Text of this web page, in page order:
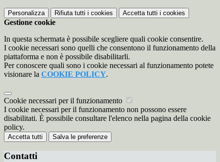
Personalizza Rifiuta tutti i cookies Accetta tutti i cookies
Gestione cookie
In questa schermata è possibile scegliere quali cookie consentire.
I cookie necessari sono quelli che consentono il funzionamento della
piattaforma e non è possibile disabilitarli.
Per conoscere quali sono i cookie necessari al funzionamento potete
visionare la COOKIE POLICY.
Cookie necessari per il funzionamento
I cookie necessari per il funzionamento non possono essere
disabilitati. È possibile consultare l'elenco nella pagina della cookie
policy.
Accetta tutti Salva le preferenze
Contatti